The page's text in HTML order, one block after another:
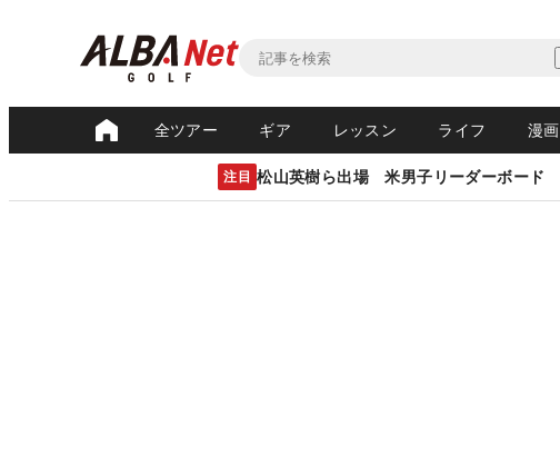
全ツアー ギア レッスン ライフ 漫画
注目 松山英樹ら出場 米男子リーダーボード